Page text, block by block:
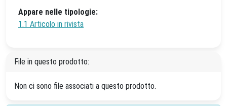
Appare nelle tipologie:
1.1 Articolo in rivista
File in questo prodotto:
Non ci sono file associati a questo prodotto.